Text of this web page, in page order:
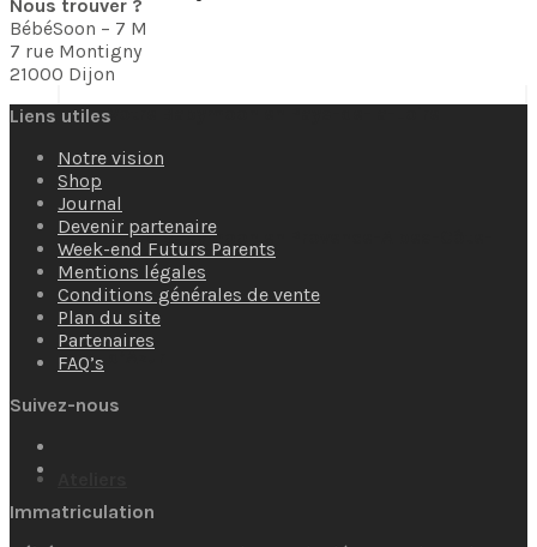
Votre Babymoon en Pays-de-la-Loire
Votre Babymoon en Provence-Alpes-Côte-
d’Azur
Nous trouver ?
BébéSoon – 7 M
7 rue Montigny
21000 Dijon
Liens utiles
Notre vision
Shop
Journal
Devenir partenaire
Week-end Futurs Parents
Mentions légales
Conditions générales de vente
Plan du site
Partenaires
FAQ’s
Suivez-nous
Immatriculation